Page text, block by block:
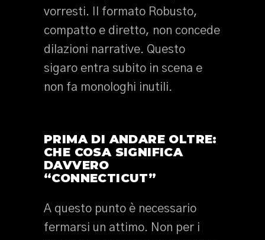
vorresti. Il formato Robusto,
compatto e diretto, non concede
dilazioni narrative. Questo
sigaro entra subito in scena e
non fa monologhi inutili.
PRIMA DI ANDARE OLTRE:
CHE COSA SIGNIFICA
DAVVERO
“CONNECTICUT”
A questo punto è necessario
fermarsi un attimo. Non per i